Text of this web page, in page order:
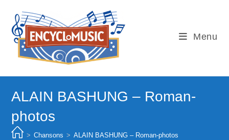
content
Menu
ALAIN BASHUNG – Roman-
photos
> Chansons > ALAIN BASHUNG – Roman-photos